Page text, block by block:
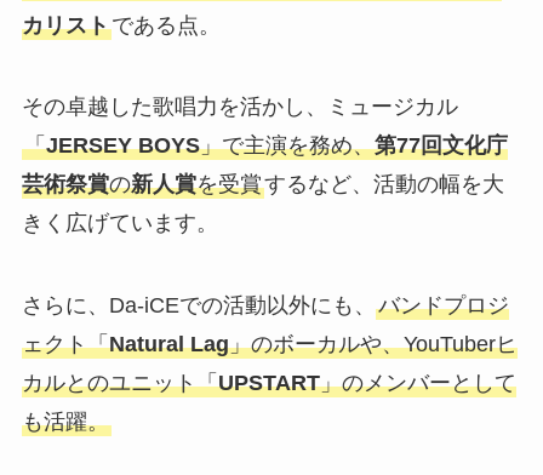
カリストである点。
その卓越した歌唱力を活かし、ミュージカル
「JERSEY BOYS」で主演を務め、第77回文化庁
芸術祭賞の新人賞を受賞するなど、活動の幅を大
きく広げています。
さらに、Da-iCEでの活動以外にも、 バンドプロジ
ェクト「Natural Lag」のボーカルや、YouTuberヒ
カルとのユニット「UPSTART」のメンバーとして
も活躍。